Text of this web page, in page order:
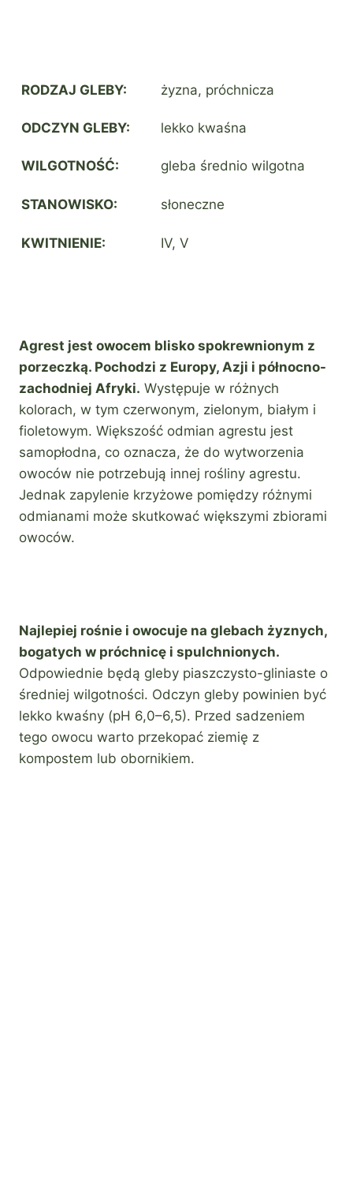
RODZAJ GLEBY: żyzna, próchnicza
ODCZYN GLEBY: lekko kwaśna
WILGOTNOŚĆ: gleba średnio wilgotna
STANOWISKO: słoneczne
KWITNIENIE: IV, V
Agrest jest owocem blisko spokrewnionym z
porzeczką. Pochodzi z Europy, Azji i północno-
zachodniej Afryki. Występuje w różnych
kolorach, w tym czerwonym, zielonym, białym i
fioletowym. Większość odmian agrestu jest
samopłodna, co oznacza, że do wytworzenia
owoców nie potrzebują innej rośliny agrestu.
Jednak zapylenie krzyżowe pomiędzy różnymi
odmianami może skutkować większymi zbiorami
owoców.
Najlepiej rośnie i owocuje na glebach żyznych,
bogatych w próchnicę i spulchnionych.
Odpowiednie będą gleby piaszczysto-gliniaste o
średniej wilgotności. Odczyn gleby powinien być
lekko kwaśny (pH 6,0–6,5). Przed sadzeniem
tego owocu warto przekopać ziemię z
kompostem lub obornikiem.